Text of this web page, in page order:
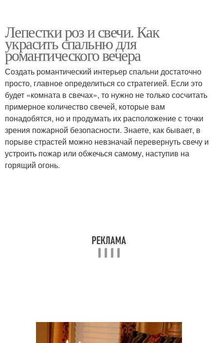
Лепестки роз и свечи. Как
украсить спальню для
романтического вечера
Создать романтический интерьер спальни достаточно
просто, главное определиться со стратегией. Если это
будет «комната в свечах», то нужно не только сосчитать
примерное количество свечей, которые вам
понадобятся, но и продумать их расположение с точки
зрения пожарной безопасности. Знаете, как бывает, в
порыве страстей можно невзначай перевернуть свечу и
устроить пожар или обжечься самому, наступив на
горящий огонь.